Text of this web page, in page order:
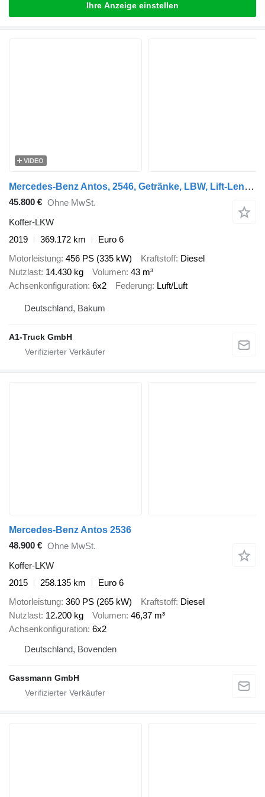
Ihre Anzeige einstellen
VIDEO
Mercedes-Benz Antos, 2546, Getränke, LBW, Lift-Lenkachse
45.800 € Ohne MwSt.
Koffer-LKW
2019
369.172 km
Euro 6
Motorleistung 456 PS (335 kW) Kraftstoff Diesel
Nutzlast 14.430 kg Volumen 43 m³
Achsenkonfiguration 6x2 Federung Luft/Luft
Deutschland, Bakum
A1-Truck GmbH
Mercedes-Benz Antos 2536
48.900 € Ohne MwSt.
Koffer-LKW
2015
258.135 km
Euro 6
Motorleistung 360 PS (265 kW) Kraftstoff Diesel
Nutzlast 12.200 kg Volumen 46,37 m³
Achsenkonfiguration 6x2
Deutschland, Bovenden
Gassmann GmbH